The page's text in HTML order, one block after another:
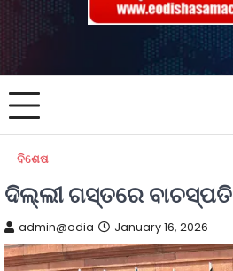
ବିଶେଷ
ଦିଲ୍ଲୀ ଗସ୍ତରେ ବାଚସ୍ପତି
admin@odia January 16, 2026